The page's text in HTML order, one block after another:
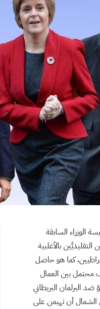
الوزراء السابقة
بالأغلبية
كما هو حاصل
محتمل بين العمال
البرلمان البريطاني
الشمال أن تهيمن على